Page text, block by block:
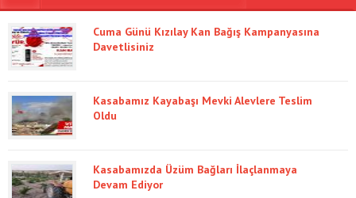
Cuma Günü Kızılay Kan Bağış Kampanyasına
Davetlisiniz
Kasabamız Kayabaşı Mevki Alevlere Teslim
Oldu
Kasabamızda Üzüm Bağları İlaçlanmaya
Devam Ediyor